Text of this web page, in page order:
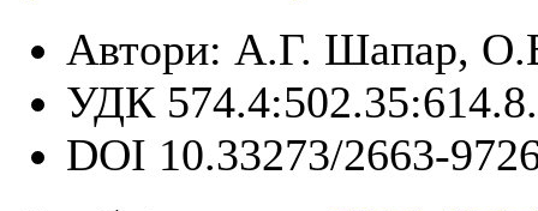
Автори: А.Г. Шапар,
УДК
DOI 10.33273/2663-